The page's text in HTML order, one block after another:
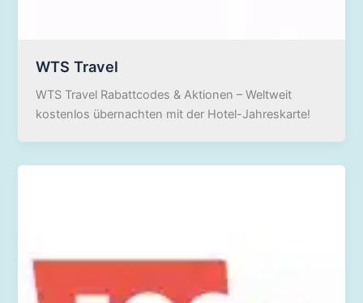
WTS Travel
WTS Travel Rabattcodes & Aktionen – Weltweit
kostenlos übernachten mit der Hotel-Jahreskarte!